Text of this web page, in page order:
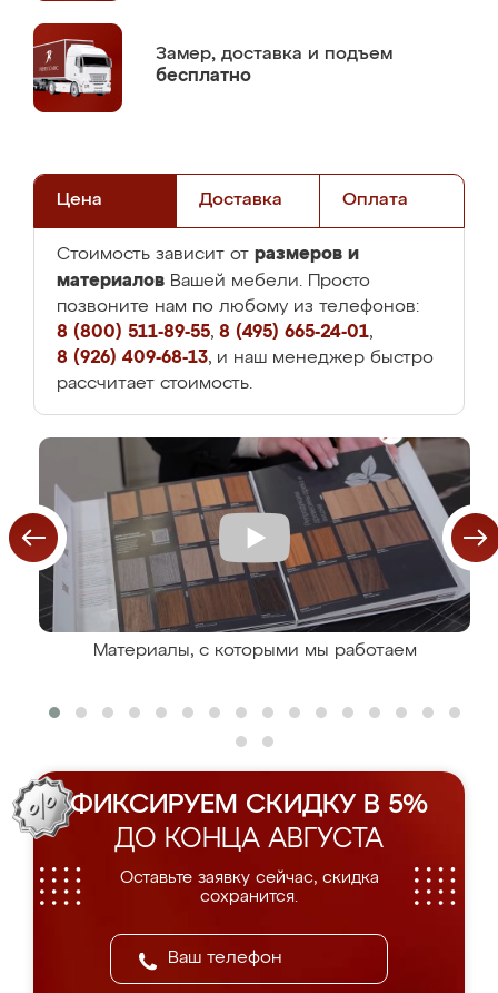
Замер, доставка и подъем
бесплатно
Цена Доставка Оплата
Стоимость зависит от размеров и
материалов Вашей мебели. Просто
позвоните нам по любому из телефонов:
8 (800) 511-89-55, 8 (495) 665-24-01,
8 (926) 409-68-13, и наш менеджер быстро
рассчитает стоимость.
Материалы, с которыми мы работаем
ФИКСИРУЕМ СКИДКУ В 5%
ДО КОНЦА АВГУСТА
Оставьте заявку сейчас, скидка
сохранится.